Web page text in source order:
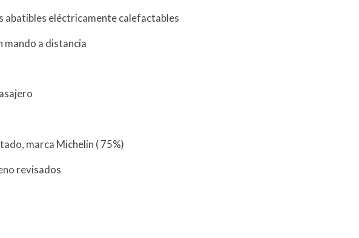
eléctricamente calefactables
mando a distancia
marca Michelin ( 75%)
revisados